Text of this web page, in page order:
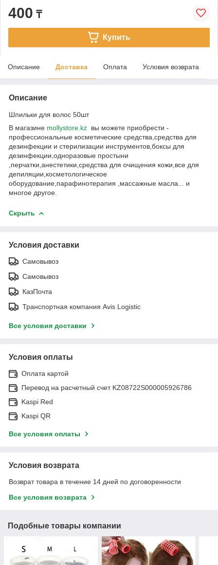
400 ₸
Купить
Описание Доставка Оплата Условия возврата
Описание
Шпильки для волос 50шт
В магазине mollystore.kz вы можете приобрести -
профессиональные косметические средства,средства для
дезинфекции и стерилизации инструментов,боксы для
дезинфекции,одноразовые простыни
,перчатки,анестетики,средства для очищения кожи,все для
депиляции,косметологическое
оборудование,парафинотерапия ,массажные масла... и
многое другое.
Скрыть
Условия доставки
Самовывоз
Самовывоз
КазПочта
Транспортная компания Avis Logistic
Все условия доставки
Условия оплаты
Оплата картой
Перевод на расчетный счет KZ08722S000005926786
Kaspi Red
Kaspi QR
Все условия оплаты
Условия возврата
Возврат товара в течение 14 дней по договоренности
Все условия возврата
Подобные товары компании